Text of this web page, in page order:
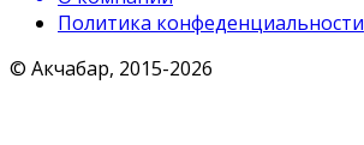
Политика конфеденциальности
© Акчабар, 2015-2026